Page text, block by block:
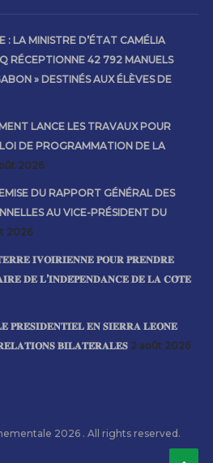
: LA MINISTRE D’ÉTAT CAMÉLIA
RÉCEPTIONNE 42 792 MANUELS
» DESTINÉS AUX ÉLÈVES DE
LANCE LES TRAVAUX POUR
DE PROGRAMMATION DE LA
2026
DU RAPPORT GÉNÉRAL DES
AU VICE-PRÉSIDENT DU
2026
𝐈𝐕𝐎𝐈𝐑𝐈𝐄𝐍𝐍𝐄 𝐏𝐎𝐔𝐑 𝐏𝐑𝐄𝐍𝐃𝐑𝐄
𝐃𝐄 𝐋’𝐈𝐍𝐃𝐄́𝐏𝐄𝐍𝐃𝐀𝐍𝐂𝐄 𝐃𝐄 𝐋𝐀 𝐂𝐎̂𝐓𝐄
𝐏𝐑𝐄́𝐒𝐈𝐃𝐄𝐍𝐓𝐈𝐄𝐋 𝐄𝐍 𝐒𝐈𝐄𝐑𝐑𝐀 𝐋𝐄𝐎𝐍𝐄
𝐁𝐈𝐋𝐀𝐓𝐄́𝐑𝐀𝐋𝐄𝐒 2 août 2026
2026 . All rights reserved.